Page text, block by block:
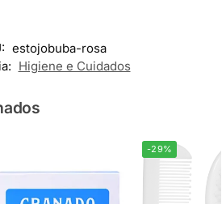
estojobuba-rosa
Higiene e Cuidados
-29%